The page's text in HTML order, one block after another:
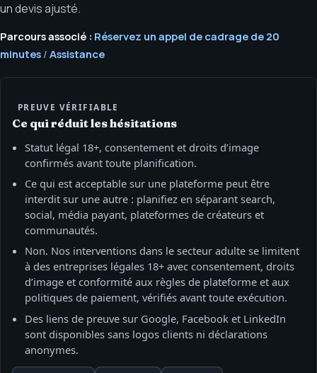
un devis ajusté.
Parcours associé : Réservez un appel de cadrage de 20
minutes / Assistance
PREUVE VÉRIFIABLE
Ce qui réduit les hésitations
Statut légal 18+, consentement et droits d’image
confirmés avant toute planification.
Ce qui est acceptable sur une plateforme peut être
interdit sur une autre : planifiez en séparant search,
social, média payant, plateformes de créateurs et
communautés.
Non. Nos interventions dans le secteur adulte se limitent
à des entreprises légales 18+ avec consentement, droits
d’image et conformité aux règles de plateforme et aux
politiques de paiement, vérifiés avant toute exécution.
Des liens de preuve sur Google, Facebook et LinkedIn
sont disponibles sans logos clients ni déclarations
anonymes.